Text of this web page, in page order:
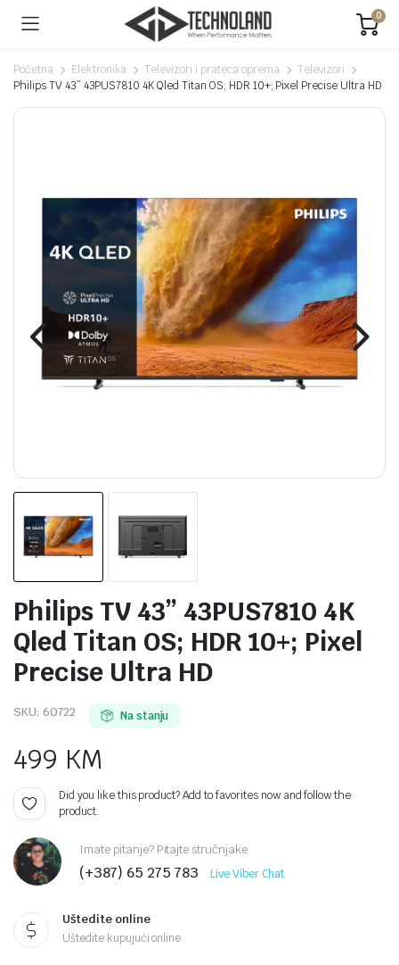
0
Početna Elektronika Televizori i prateca oprema
Televizori
Philips TV 43” 43PUS7810 4K Qled Titan OS; HDR 10+; Pixel Precise Ultra HD
Philips TV 43” 43PUS7810 4K
Qled Titan OS; HDR 10+; Pixel
Precise Ultra HD
SKU: 60722 Na stanju
499 KM
Did you like this product? Add to favorites now and follow the
product.
Imate pitanje? Pitajte stručnjake
(+387) 65 275 783 Live Viber Chat
Uštedite online
Uštedite kupujući online